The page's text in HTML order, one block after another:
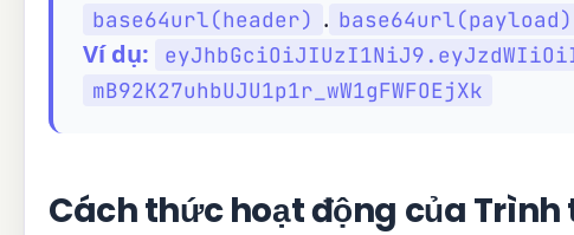
base64url(header) . base64url(payload)
Ví dụ:
mB92K27uhbUJU1p1r_wW1gFWFOEjXk
Cách thức hoạt động của Trình